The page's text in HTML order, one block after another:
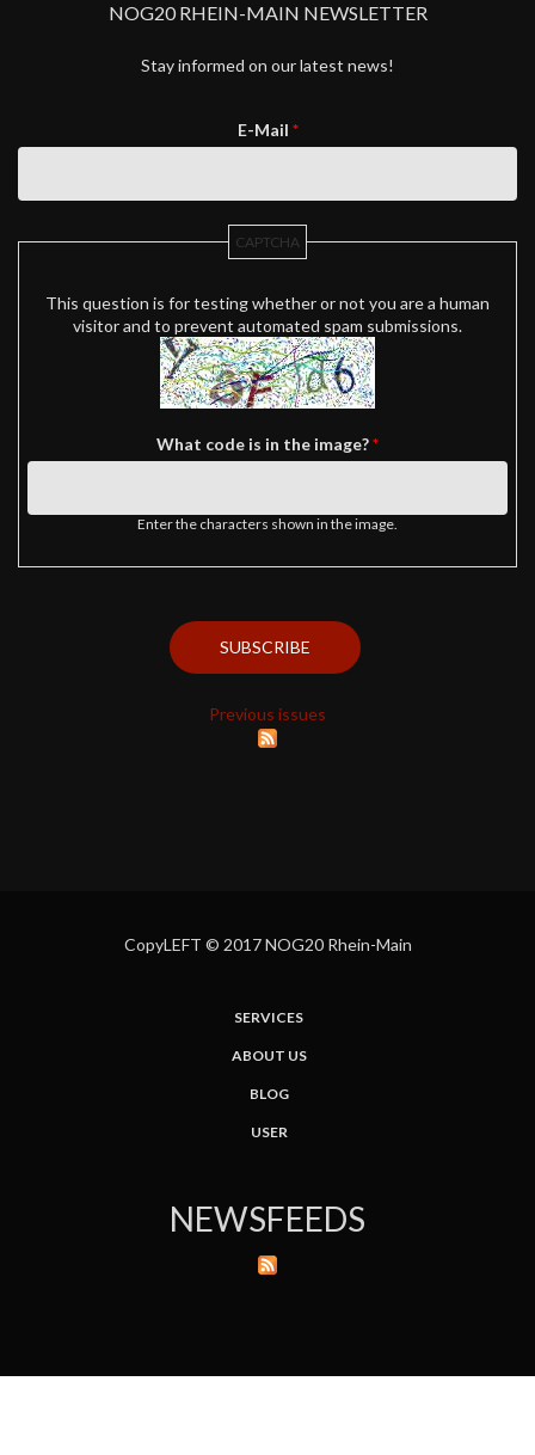
NOG20 RHEIN-MAIN NEWSLETTER
Stay informed on our latest news!
E-Mail *
CAPTCHA
This question is for testing whether or not you are a human
visitor and to prevent automated spam submissions.
What code is in the image?*
Enter the characters shown in the image.
Previous issues
CopyLEFT © 2017 NOG20 Rhein-Main
SERVICES
ABOUT US
BLOG
USER
NEWSFEEDS